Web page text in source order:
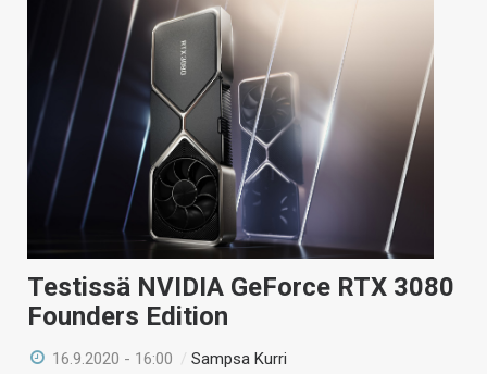
Testissä NVIDIA GeForce RTX 3080
Founders Edition
16.9.2020 - 16:00 /Sampsa Kurri